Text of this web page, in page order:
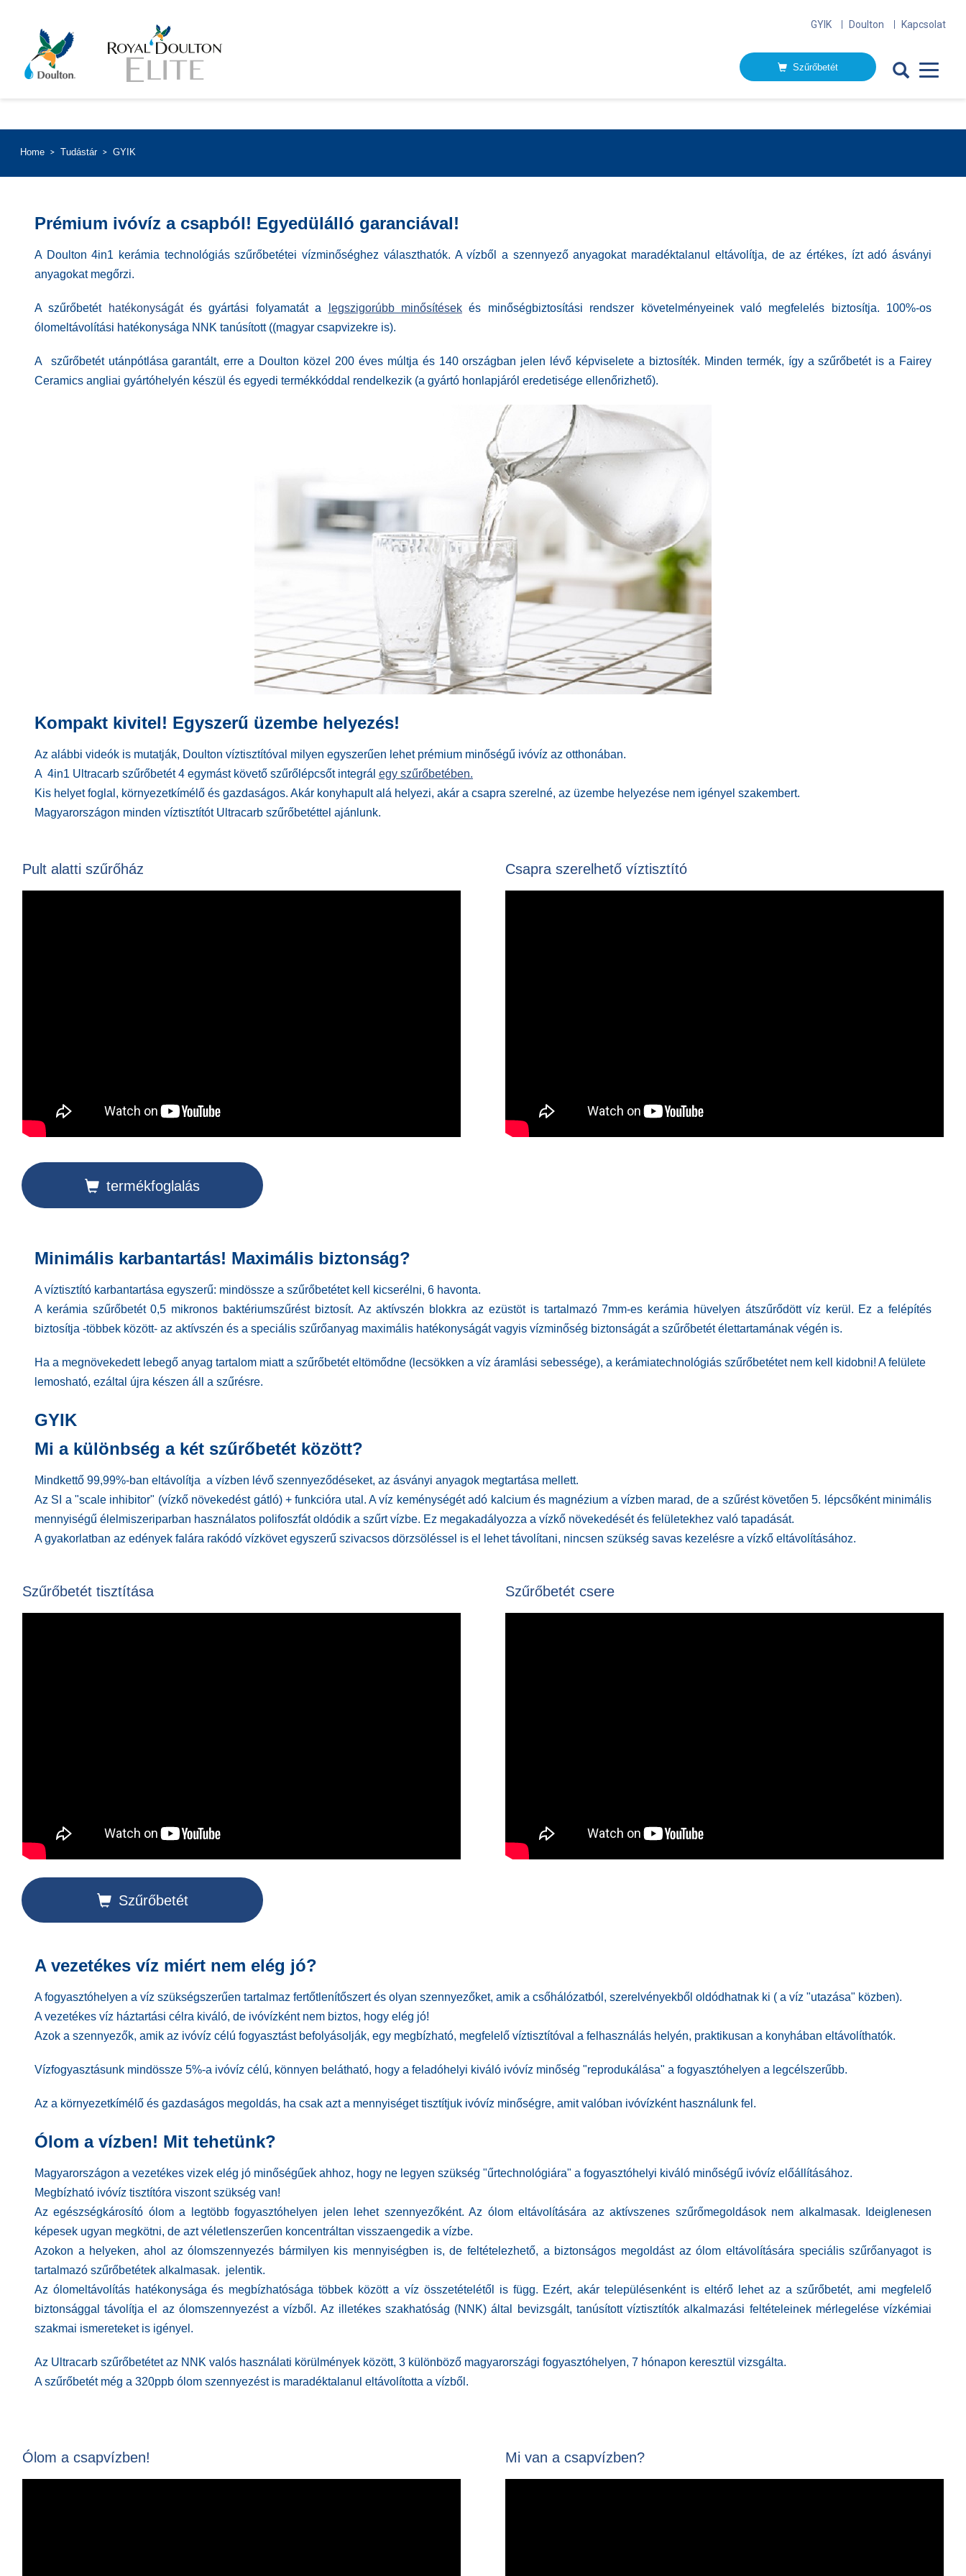
GYIK Doulton Kapcsolat
Szűrőbetét
Home Tudástár GYIK
Prémium ivóvíz a csapból! Egyedülálló garanciával!
A Doulton 4in1 kerámia technológiás szűrőbetétei vízminőséghez választhatók. A vízből a szennyező anyagokat maradéktalanul eltávolítja, de az értékes, ízt adó ásványi
anyagokat megőrzi.
A szűrőbetét hatékonyságátés gyártási folyamatát a legszigorúbb minősítések és minőségbiztosítási rendszer követelményeinek való megfelelés biztosítja. 100%-os
ólomeltávolítási hatékonysága NNK tanúsított ((magyar csapvizekre is).
A szűrőbetét utánpótlása garantált, erre a Doulton közel 200 éves múltja és 140 országban jelen lévő képviselete a biztosíték. Minden termék, így a szűrőbetét is a Fairey
Ceramics angliai gyártóhelyén készül és egyedi termékkóddal rendelkezik (a gyártó honlapjáról eredetisége ellenőrizhető).
Kompakt kivitel! Egyszerű üzembe helyezés!
Az alábbi videók is mutatják, Doulton víztisztítóval milyen egyszerűen lehet prémium minőségű ivóvíz az otthonában.
A 4in1 Ultracarb szűrőbetét 4 egymást követő szűrőlépcsőt integrál egy szűrőbetében.
Kis helyet foglal, környezetkímélő és gazdaságos. Akár konyhapult alá helyezi, akár a csapra szerelné, az üzembe helyezése nem igényel szakembert.
Magyarországon minden víztisztítót Ultracarb szűrőbetéttel ajánlunk.
Pult alatti szűrőház Csapra szerelhető víztisztító
termékfoglalás
Minimális karbantartás! Maximális biztonság?
A víztisztító karbantartása egyszerű: mindössze a szűrőbetétet kell kicserélni, 6 havonta.
A kerámia szűrőbetét 0,5 mikronos baktériumszűrést biztosít. Az aktívszén blokkra az ezüstöt is tartalmazó 7mm-es kerámia hüvelyen átszűrődött víz kerül. Ez a felépítés
biztosítja -többek között- az aktívszén és a speciális szűrőanyag maximális hatékonyságát vagyis vízminőség biztonságát a szűrőbetét élettartamának végén is.
Ha a megnövekedett lebegő anyag tartalom miatt a szűrőbetét eltömődne (lecsökken a víz áramlási sebessége), a kerámiatechnológiás szűrőbetétet nem kell kidobni! A felülete
lemosható, ezáltal újra készen áll a szűrésre.
GYIK
Mi a különbség a két szűrőbetét között?
Mindkettő 99,99%-ban eltávolítja a vízben lévő szennyeződéseket, az ásványi anyagok megtartása mellett.
Az SI a "scale inhibitor" (vízkő növekedést gátló) + funkcióra utal. A víz keménységét adó kalcium és magnézium a vízben marad, de a szűrést követően 5. lépcsőként minimális
mennyiségű élelmiszeriparban használatos polifoszfát oldódik a szűrt vízbe. Ez megakadályozza a vízkő növekedését és felületekhez való tapadását.
A gyakorlatban az edények falára rakódó vízkövet egyszerű szivacsos dörzsöléssel is el lehet távolítani, nincsen szükség savas kezelésre a vízkő eltávolításához.
Szűrőbetét tisztítása Szűrőbetét csere
Szűrőbetét
A vezetékes víz miért nem elég jó?
A fogyasztóhelyen a víz szükségszerűen tartalmaz fertőtlenítőszert és olyan szennyezőket, amik a csőhálózatból, szerelvényekből oldódhatnak ki ( a víz "utazása" közben).
A vezetékes víz háztartási célra kiváló, de ivóvízként nem biztos, hogy elég jó!
Azok a szennyezők, amik az ivóvíz célú fogyasztást befolyásolják, egy megbízható, megfelelő víztisztítóval a felhasználás helyén, praktikusan a konyhában eltávolíthatók.
Vízfogyasztásunk mindössze 5%-a ivóvíz célú, könnyen belátható, hogy a feladóhelyi kiváló ivóvíz minőség "reprodukálása" a fogyasztóhelyen a legcélszerűbb.
Az a környezetkímélő és gazdaságos megoldás, ha csak azt a mennyiséget tisztítjuk ivóvíz minőségre, amit valóban ivóvízként használunk fel.
Ólom a vízben! Mit tehetünk?
Magyarországon a vezetékes vizek elég jó minőségűek ahhoz, hogy ne legyen szükség "űrtechnológiára" a fogyasztóhelyi kiváló minőségű ivóvíz előállításához.
Megbízható ivóvíz tisztítóra viszont szükség van!
Az egészségkárosító ólom a legtöbb fogyasztóhelyen jelen lehet szennyezőként. Az ólom eltávolítására az aktívszenes szűrőmegoldások nem alkalmasak. Ideiglenesen
képesek ugyan megkötni, de azt véletlenszerűen koncentráltan visszaengedik a vízbe.
Azokon a helyeken, ahol az ólomszennyezés bármilyen kis mennyiségben is, de feltételezhető, a biztonságos megoldást az ólom eltávolítására speciális szűrőanyagot is
tartalmazó szűrőbetétek alkalmasak. jelentik.
Az ólomeltávolítás hatékonysága és megbízhatósága többek között a víz összetételétől is függ. Ezért, akár településenként is eltérő lehet az a szűrőbetét, ami megfelelő
biztonsággal távolítja el az ólomszennyezést a vízből. Az illetékes szakhatóság (NNK) által bevizsgált, tanúsított víztisztítók alkalmazási feltételeinek mérlegelése vízkémiai
szakmai ismereteket is igényel.
Az Ultracarb szűrőbetétet az NNK valós használati körülmények között, 3 különböző magyarországi fogyasztóhelyen, 7 hónapon keresztül vizsgálta.
A szűrőbetét még a 320ppb ólom szennyezést is maradéktalanul eltávolította a vízből.
Ólom a csapvízben! Mi van a csapvízben?